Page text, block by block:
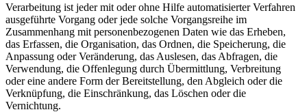
Verarbeitung ist jeder mit oder ohne Hilfe automatisierter Verfahren
ausgeführte Vorgang oder jede solche Vorgangsreihe im
Zusammenhang mit personenbezogenen Daten wie das Erheben,
das Erfassen, die Organisation, das Ordnen, die Speicherung, die
Anpassung oder Veränderung, das Auslesen, das Abfragen, die
Verwendung, die Offenlegung durch Übermittlung, Verbreitung
oder eine andere Form der Bereitstellung, den Abgleich oder die
Verknüpfung, die Einschränkung, das Löschen oder die
Vernichtung.